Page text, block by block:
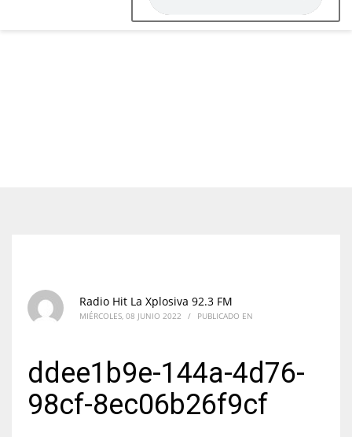
Radio Hit La Xplosiva 92.3 FM
MIÉRCOLES, 08 JUNIO 2022 / PUBLICADO EN
ddee1b9e-144a-4d76-
98cf-8ec06b26f9cf